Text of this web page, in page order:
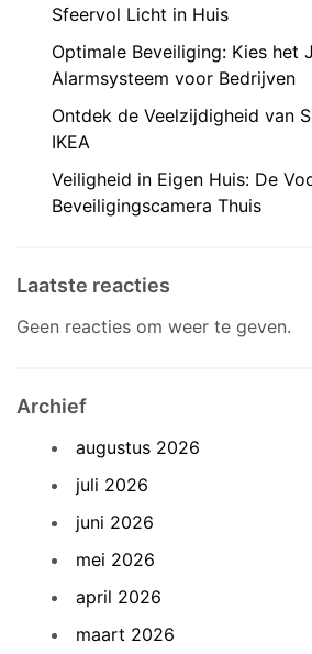
Sfeervol Licht in Huis
Optimale Beveiliging: Kies het
Alarmsysteem voor Bedrijven
Ontdek de Veelzijdigheid van
IKEA
Veiligheid in Eigen Huis: De
Beveiligingscamera Thuis
Laatste reacties
Geen reacties om weer te geven.
Archief
augustus 2026
juli 2026
juni 2026
mei 2026
april 2026
maart 2026